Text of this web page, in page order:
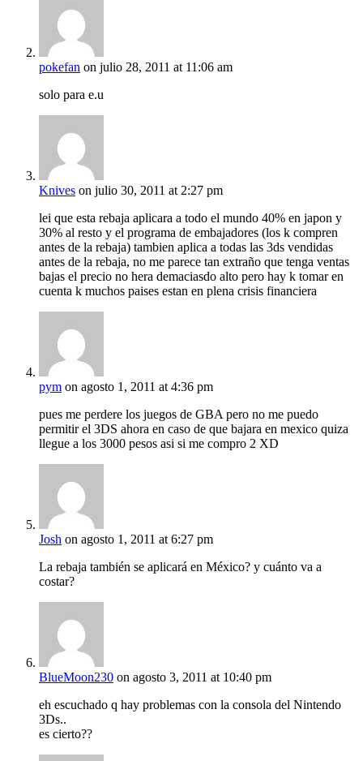
pokefan on julio 28, 2011 at 11:06 am
solo para e.u
Knives on julio 30, 2011 at 2:27 pm
lei que esta rebaja aplicara a todo el mundo 40% en japon y
30% al resto y el programa de embajadores (los k compren
antes de la rebaja) tambien aplica a todas las 3ds vendidas
antes de la rebaja, no me parece tan extraño que tenga ventas
bajas el precio no hera demaciasdo alto pero hay k tomar en
cuenta k muchos paises estan en plena crisis financiera
pym on agosto 1, 2011 at 4:36 pm
pues me perdere los juegos de GBA pero no me puedo
permitir el 3DS ahora en caso de que bajara en mexico quiza
llegue a los 3000 pesos asi si me compro 2 XD
Josh on agosto 1, 2011 at 6:27 pm
La rebaja también se aplicará en México? y cuánto va a
costar?
BlueMoon230 on agosto 3, 2011 at 10:40 pm
eh escuchado q hay problemas con la consola del Nintendo
3Ds..
es cierto??